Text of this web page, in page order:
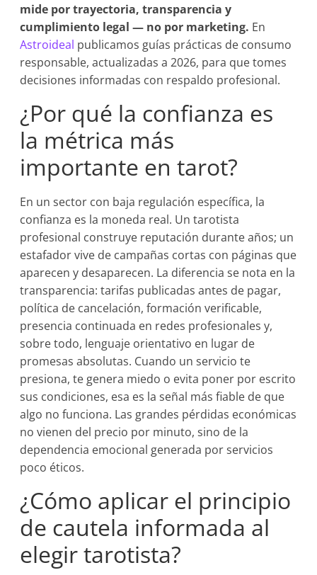
mide por trayectoria, transparencia y
cumplimiento legal — no por marketing. En
Astroideal publicamos guías prácticas de consumo
responsable, actualizadas a 2026, para que tomes
decisiones informadas con respaldo profesional.
¿Por qué la confianza es
la métrica más
importante en tarot?
En un sector con baja regulación específica, la
confianza es la moneda real. Un tarotista
profesional construye reputación durante años; un
estafador vive de campañas cortas con páginas que
aparecen y desaparecen. La diferencia se nota en la
transparencia: tarifas publicadas antes de pagar,
política de cancelación, formación verificable,
presencia continuada en redes profesionales y,
sobre todo, lenguaje orientativo en lugar de
promesas absolutas. Cuando un servicio te
presiona, te genera miedo o evita poner por escrito
sus condiciones, esa es la señal más fiable de que
algo no funciona. Las grandes pérdidas económicas
no vienen del precio por minuto, sino de la
dependencia emocional generada por servicios
poco éticos.
¿Cómo aplicar el principio
de cautela informada al
elegir tarotista?